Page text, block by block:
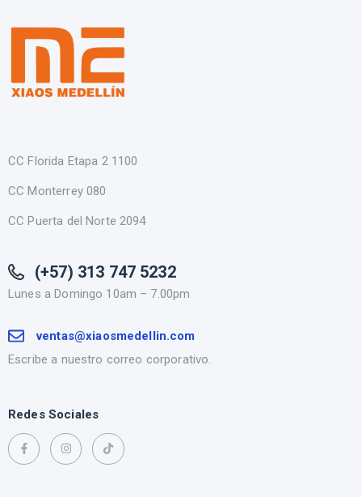
CC Florida Etapa 2 1100
CC Monterrey 080
CC Puerta del Norte 2094
(+57) 313 747 5232
Lunes a Domingo 10am – 7.00pm
ventas@xiaosmedellin.com
Escribe a nuestro correo corporativo.
Redes Sociales